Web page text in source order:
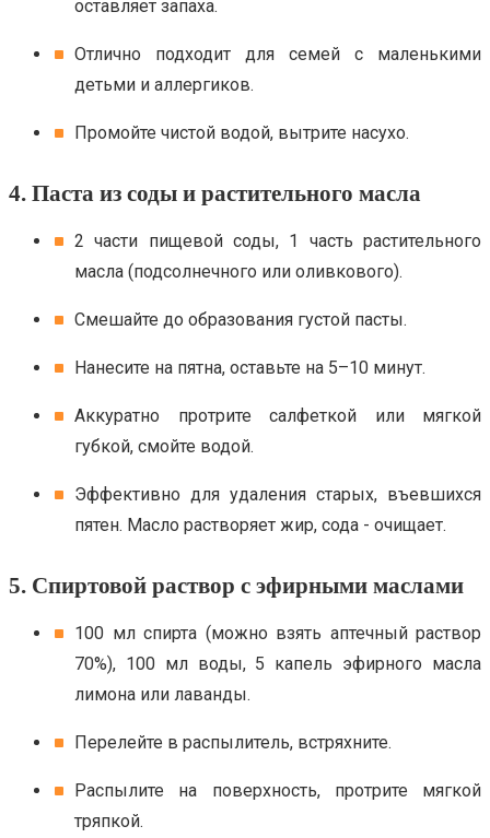
оставляет запаха.
Отлично подходит для семей с маленькими
детьми и аллергиков.
Промойте чистой водой, вытрите насухо.
4. Паста из соды и растительного масла
2 части пищевой соды, 1 часть растительного
масла (подсолнечного или оливкового).
Смешайте до образования густой пасты.
Нанесите на пятна, оставьте на 5–10 минут.
Аккуратно протрите салфеткой или мягкой
губкой, смойте водой.
Эффективно для удаления старых, въевшихся
пятен. Масло растворяет жир, сода - очищает.
5. Спиртовой раствор с эфирными маслами
100 мл спирта (можно взять аптечный раствор
70%), 100 мл воды, 5 капель эфирного масла
лимона или лаванды.
Перелейте в распылитель, встряхните.
Распылите на поверхность, протрите мягкой
тряпкой.